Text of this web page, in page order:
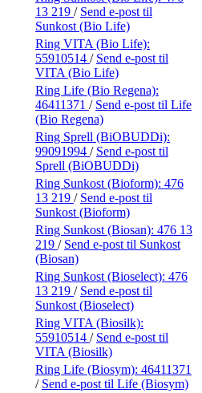
13 219 / Send e-post til
Sunkost (Bio Life)
Ring VITA (Bio Life):
55910514 / Send e-post til
VITA (Bio Life)
Ring Life (Bio Regena):
46411371 / Send e-post til Life
(Bio Regena)
Ring Sprell (BiOBUDDi):
99091994 / Send e-post til
Sprell (BiOBUDDi)
Ring Sunkost (Bioform): 476
13 219 / Send e-post til
Sunkost (Bioform)
Ring Sunkost (Biosan): 476 13
219 / Send e-post til Sunkost
(Biosan)
Ring Sunkost (Bioselect): 476
13 219 / Send e-post til
Sunkost (Bioselect)
Ring VITA (Biosilk):
55910514 / Send e-post til
VITA (Biosilk)
Ring Life (Biosym): 46411371
/ Send e-post til Life (Biosym)